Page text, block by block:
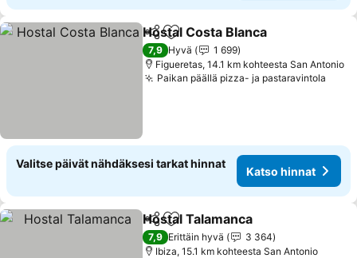
Jaa Lisää suosikkeihin
Hostal Costa Blanca
7,9 Hyvä
1 699
Figueretas, 14.1 km kohteesta San Antonio
Paikan päällä pizza- ja pastaravintola
Valitse päivät nähdäksesi tarkat hinnat
Katso hinnat
Jaa Lisää suosikkeihin
Hostal Talamanca
7,9 Erittäin hyvä
3 364
Ibiza, 15.1 km kohteesta San Antonio